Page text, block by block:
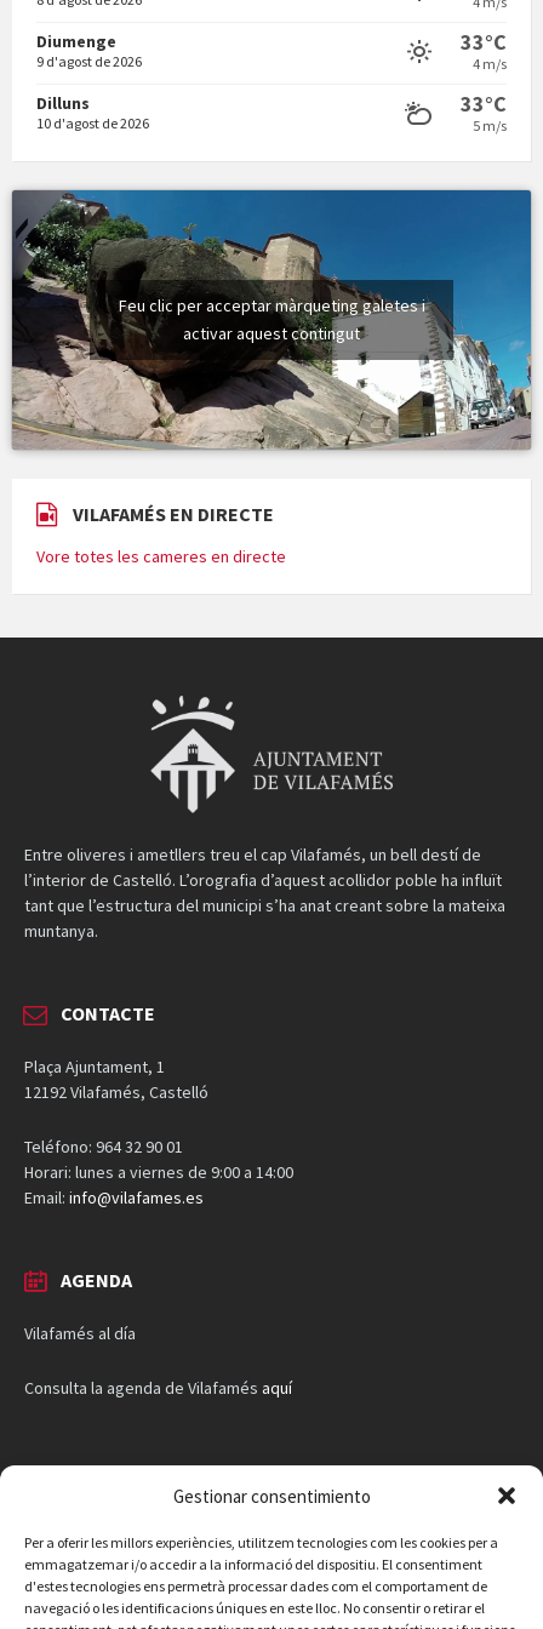
Gestionar consentimiento
Per a oferir les millors experiències, utilitzem tecnologies com les cookies per a
emmagatzemar i/o accedir a la informació del dispositiu. El consentiment
d'estes tecnologies ens permetrà processar dades com el comportament de
navegació o les identificacions úniques en este lloc. No consentir o retirar el
Diumenge
9 d'agost de 2026
33°C
4 m/s
Dilluns
10 d'agost de 2026
33°C
5 m/s
Feu clic per acceptar màrqueting galetes i
activar aquest contingut
VILAFAMÉS EN DIRECTE
Vore totes les cameres en directe
Entre oliveres i ametllers treu el cap Vilafamés, un bell destí de
l’interior de Castelló. L’orografia d’aquest acollidor poble ha influït
tant que l’estructura del municipi s’ha anat creant sobre la mateixa
muntanya.
CONTACTE
Plaça Ajuntament, 1
12192 Vilafamés, Castelló
Teléfono: 964 32 90 01
Horari: lunes a viernes de 9:00 a 14:00
Email: info@vilafames.es
AGENDA
Vilafamés al día
Consulta la agenda de Vilafamés aquí